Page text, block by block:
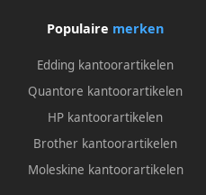
Populaire merken
Edding kantoorartikelen
Quantore kantoorartikelen
HP kantoorartikelen
Brother kantoorartikelen
Moleskine kantoorartikelen